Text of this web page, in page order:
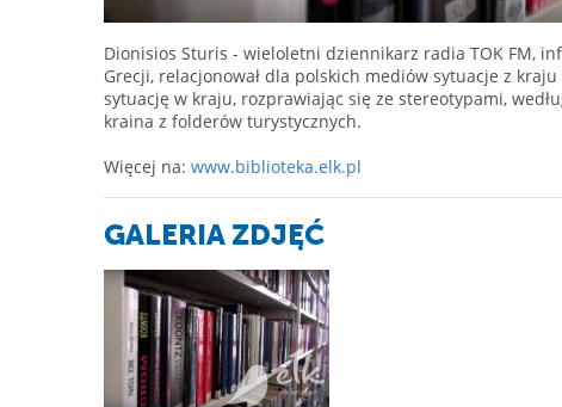
Dionisios Sturis - wieloletni dziennikarz radia TOK FM,
Grecji, relacjonował dla polskich mediów sytuacje z
sytuację w kraju, rozprawiając się ze stereotypami,
kraina z folderów turystycznych.
Więcej na: www.biblioteka.elk.pl
GALERIA ZDJĘĆ